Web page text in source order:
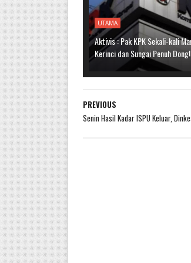
UTAMA
Aktivis : Pak KPK Sekali-kali
Kerinci dan Sungai Penuh Dong!
PREVIOUS
Senin Hasil Kadar ISPU Keluar,